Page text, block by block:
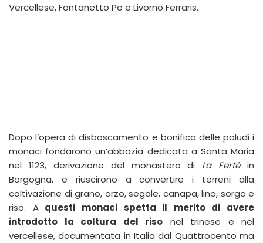
Vercellese, Fontanetto Po e Livorno Ferraris.
Dopo l’opera di disboscamento e bonifica delle paludi i
monaci fondarono un’abbazia dedicata a Santa Maria
nel 1123, derivazione del monastero di La Fertéin
Borgogna, e riuscirono a convertire i terreni alla
coltivazione di grano, orzo, segale, canapa, lino, sorgo e
riso. Aquesti monaci spetta il merito di avere
introdotto la coltura del riso nel trinese e nel
vercellese, documentata in Italia dal Quattrocento ma